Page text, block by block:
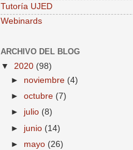
Tutoría UJED
Webinards
ARCHIVO DEL BLOG
▼ 2020 (98)
► noviembre (4)
►octubre (7)
► julio (8)
► junio (14)
► mayo (26)